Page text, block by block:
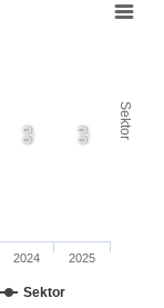
Sektor
0,0 0,0
Sektor
2024 2025